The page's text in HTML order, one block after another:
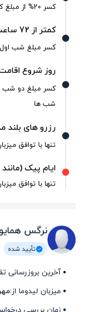
کسر 20% از مبلغ کل رزرو
کمتر از 72 ساعت مانده به شروع اقامت
کسر مبلغ شب اول رزرو + 20%
روز شروع
شب ها
رزرو های بلند مدت
تنها با توافق میزبان و
ایام پیک
تنها با توافق میزبان و
نرگس
تأیید شده
آخرین بروزرسانی
میزبان لیدوما از:مهر